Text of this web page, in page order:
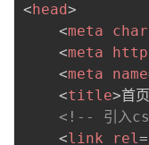
< head>
<meta
<meta
<meta name
<title>首页
<!-- 引入
<link rel=